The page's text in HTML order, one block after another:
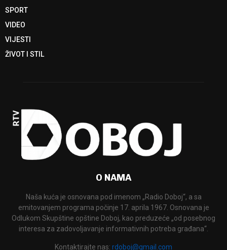
SPORT
VIDEO
VIJESTI
ŽIVOT I STIL
O NAMA
Naša kuća je osnovana pod imenom „Radio Doboj“, a sa
emitovanjem programa počinje 17. aprila 1967. Osnovana je
Odlukom Skupštine opštine Doboj, kao preduzeće „od posebnog
interesa za zadovoljavanje informativnih potreba građana“.
Kontaktirajte nas: rdoboj@gmail.com